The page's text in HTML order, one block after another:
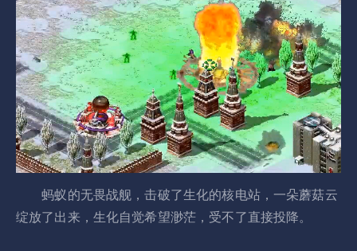
蚂蚁的无畏战舰，击破了生化的核电站，一朵蘑菇云
绽放了出来，生化自觉希望渺茫，受不了直接投降。